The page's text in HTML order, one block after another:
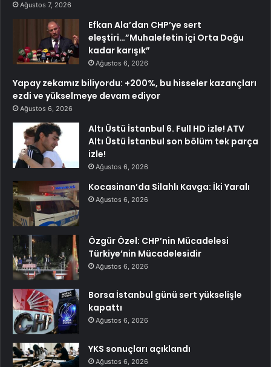
Ağustos 7, 2026
Efkan Ala’dan CHP’ye sert
eleştiri…”Muhalefetin içi Orta Doğu
kadar karışık”
Ağustos 6, 2026
Yapay zekamız biliyordu: +200%, bu hisseler kazançları
ezdi ve yükselmeye devam ediyor
Ağustos 6, 2026
Altı Üstü İstanbul 6. Full HD izle! ATV
Altı Üstü İstanbul son bölüm tek parça
izle!
Ağustos 6, 2026
Kocasinan’da Silahlı Kavga: İki Yaralı
Ağustos 6, 2026
Özgür Özel: CHP’nin Mücadelesi
Türkiye’nin Mücadelesidir
Ağustos 6, 2026
Borsa İstanbul günü sert yükselişle
kapattı
Ağustos 6, 2026
YKS sonuçları açıklandı
Ağustos 6, 2026